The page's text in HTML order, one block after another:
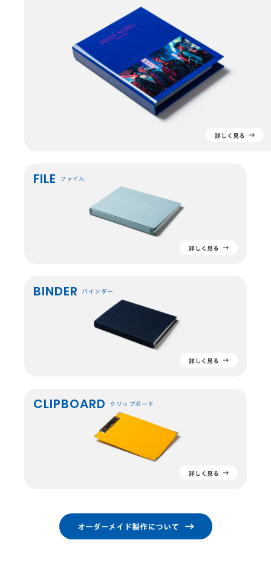
詳しく見る
FILE ファイル
詳しく見る
BINDER バインダー
詳しく見る
CLIPBOARD クリップボード
詳しく見る
オーダーメイド製作について